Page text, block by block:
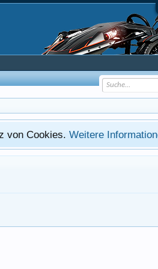
von Cookies.Weitere